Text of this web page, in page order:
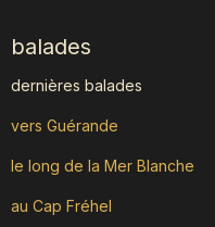
balades
dernières balades
vers Guérande
le long de la Mer Blanche
au Cap Fréhel